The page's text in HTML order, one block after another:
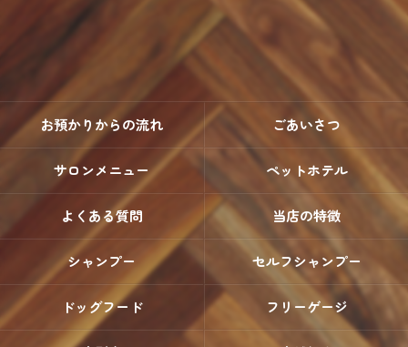
お預かりからの流れ ごあいさつ
サロンメニュー ペットホテル
よくある質問 当店の特徴
シャンプー セルフシャンプー
ドッグフード フリーゲージ